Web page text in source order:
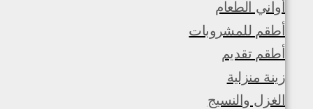
أواني الطعام
أطقم للمشروبات
أطقم تقديم
زينة منزلية
الغزل والنسيج